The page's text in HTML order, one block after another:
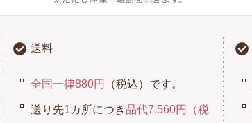
送料
全国一律880円 （税込）です。
送り先1カ所につき品代7,560円（税